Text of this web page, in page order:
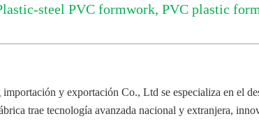
steel PVC formwork, PVC plastic
importación y exportación Co., Ltd se especializa en el
trae tecnología avanzada nacional y extranjera,